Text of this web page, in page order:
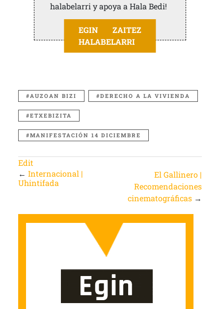
halabelarri y apoya a Hala Bedi!
EGIN ZAITEZ
HALABELARRI
AUZOAN BIZI DERECHO A LA VIVIENDA
ETXEBIZITA
MANIFESTACIÓN 14 DICIEMBRE
Edit
← Internacional |
Uhintifada
El Gallinero |
Recomendaciones
cinematográficas →